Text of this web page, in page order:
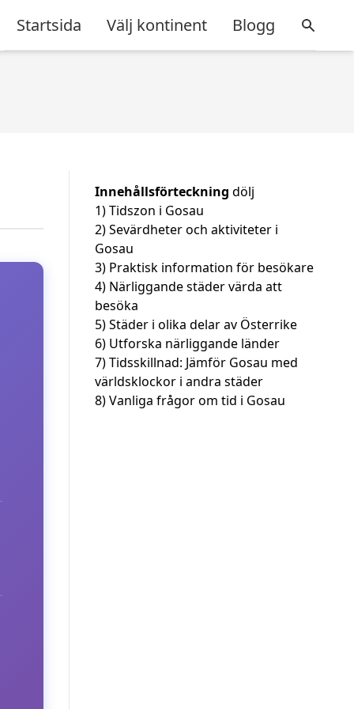
Startsida Välj kontinent Blogg
Innehållsförteckning dölj
1)Tidszon i Gosau
2)Sevärdheter och aktiviteter i
Gosau
3) Praktisk information för besökare
4) Närliggande städer värda att
besöka
5)Städer i olika delar av Österrike
6) Utforska närliggande länder
7)Tidsskillnad: Jämför Gosau med
världsklockor i andra städer
8)Vanliga frågor om tid i Gosau